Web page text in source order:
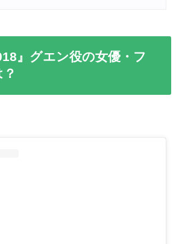
』グエン役の女優・フ